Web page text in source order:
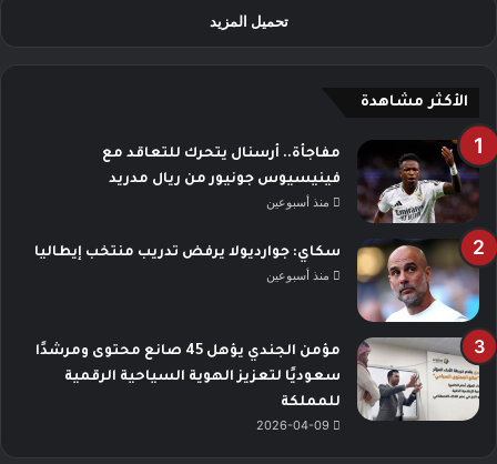
تحميل المزيد
الأكثر مشاهدة
مفاجأة.. أرسنال يتحرك للتعاقد مع
فينيسيوس جونيور من ريال مدريد
منذ أسبوعين
سكاي: جوارديولا يرفض تدريب منتخب إيطاليا
منذ أسبوعين
مؤمن الجندي يؤهل 45 صانع محتوى ومرشدًا
سعوديًا لتعزيز الهوية السياحية الرقمية
للمملكة
2026-04-09